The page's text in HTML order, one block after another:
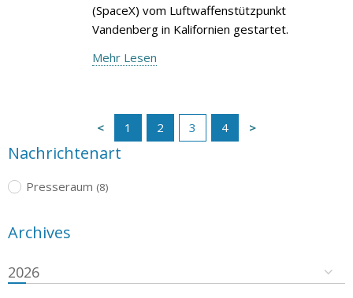
(SpaceX) vom Luftwaffenstützpunkt
Vandenberg in Kalifornien gestartet.
Mehr Lesen
1 2 3 4
Nachrichtenart
Presseraum (8)
Archives
2026